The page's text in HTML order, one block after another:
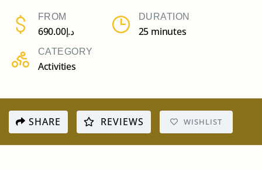
FROM
د.إ690.00
DURATION
25 minutes
CATEGORY
Activities
SHARE REVIEWS WISHLIST